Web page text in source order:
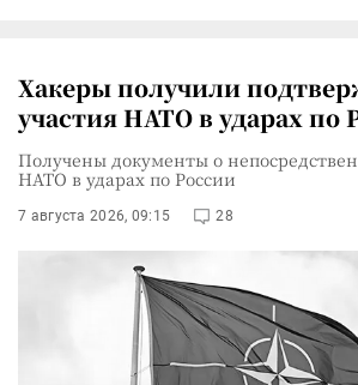
Хакеры получили
участия НАТО в ударах по
Получены документы о
НАТО в ударах по России
7 августа 2026, 09:15 28